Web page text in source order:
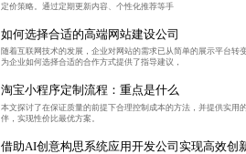
定价策略。通过定期更新内容、个性化推荐等手
如何选择合适的高端网站建设公司
随着互联网技术的发展，企业对网站的需求已从简单的展示平台
为企业如何选择合适的合作方式提供了指导建议，
淘宝小程序定制流程：重点是什么
本文探讨了在保证质量的前提下合理控制成本的方法，并提供实
伴，实现性价比最优方案。
借助AI创意构思系统应用开发公司实现高效创